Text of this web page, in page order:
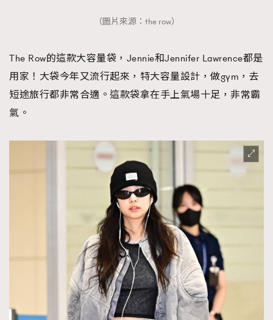
TRENDING
（圖片來源：the row）
The Row的這款大容量袋，Jennie和Jennifer Lawrence都是
用家！大袋今年又流行起來，特大容量設計，做gym，去
短途旅行都非常合適。這款袋拿在手上氣場十足，非常霸
氣。